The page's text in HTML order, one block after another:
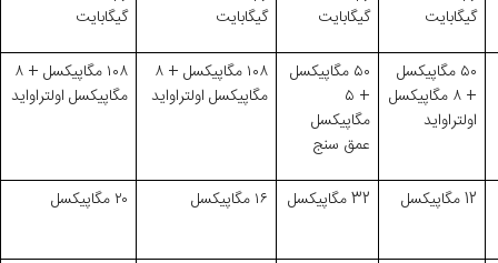
گیگابایت
گیگابایت
گیگابایت
گیگابایت
۵۰ مگاپیکسل
+ ۸ مگاپیکسل
اولتراواید
۵۰ مگاپیکسل
+ ۵
مگاپیکسل
عمق سنج
۱۰۸ مگاپیکسل + ۸
مگاپیکسل اولتراواید
۱۰۸ مگاپیکسل + ۸
مگاپیکسل اولتراواید
12مگاپیکسل 32مگاپیکسل ۱۶ مگاپیکسل ۲۰ مگاپیکسل